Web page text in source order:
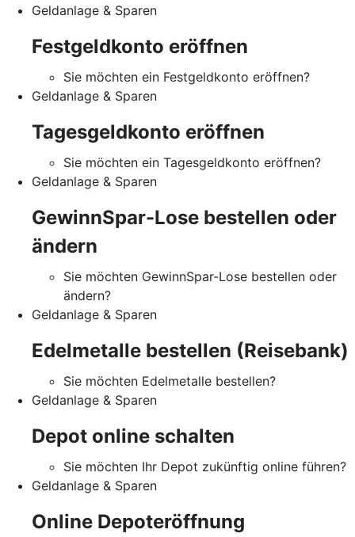
Geldanlage & Sparen
Festgeldkonto eröffnen
Sie möchten ein Festgeldkonto eröffnen?
Geldanlage & Sparen
Tagesgeldkonto eröffnen
Sie möchten ein Tagesgeldkonto eröffnen?
Geldanlage & Sparen
GewinnSpar-Lose bestellen oder
ändern
Sie möchten GewinnSpar-Lose bestellen oder
ändern?
Geldanlage & Sparen
Edelmetalle bestellen (Reisebank)
Sie möchten Edelmetalle bestellen?
Geldanlage & Sparen
Depot online schalten
Sie möchten Ihr Depot zukünftig online führen?
Geldanlage & Sparen
Online Depoteröffnung